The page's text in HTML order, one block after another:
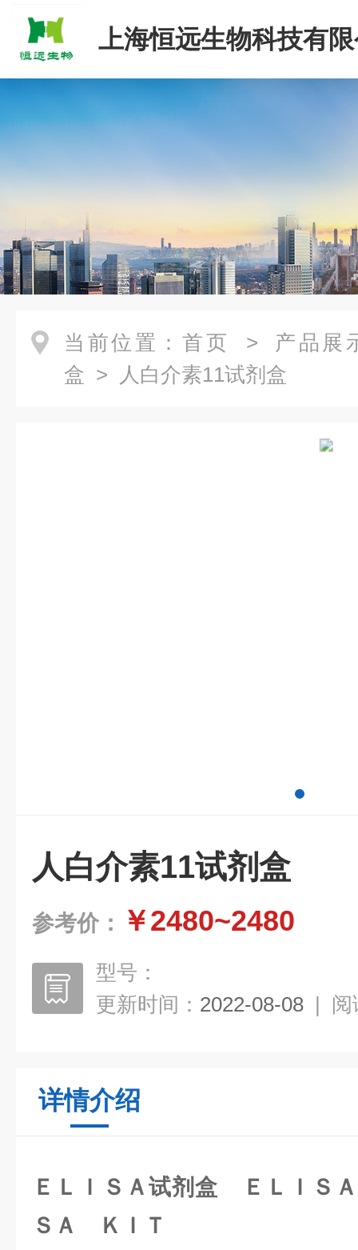
上海恒远生物科技有
当前位置： 首页 > 产品展
盒 > 人白介素11试剂盒
人白介素11试剂盒
参考价： ￥2480~2480
型号：
更新时间： 2022-08-08 | 阅
详情介绍
ＥＬＩＳＡ试剂盒 ＥＬＩＳ
ＳＡ ＫＩＴ